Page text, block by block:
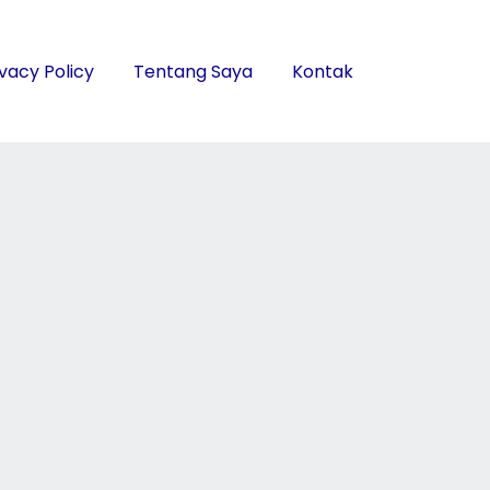
Policy Tentang Saya Kontak